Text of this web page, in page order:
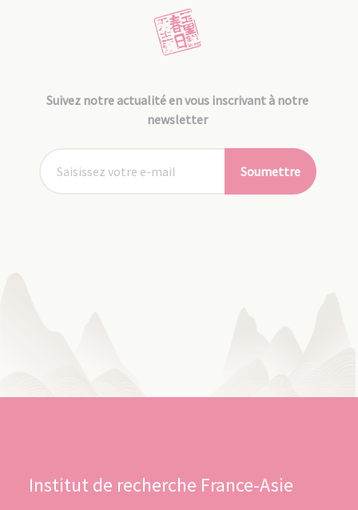
Suivez notre actualité en vous inscrivant à notre
newsletter
Soumettre
Institut de recherche France-Asie